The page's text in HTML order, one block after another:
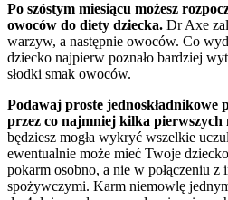
Po szóstym miesiącu możesz
owoców do diety dziecka. Dr Axe
warzyw, a następnie owoców. Co
dziecko najpierw poznało bardziej
słodki smak owoców.
Podawaj proste jednoskładnikowe
przez co najmniej kilka pierwszych
będziesz mogła wykryć wszelkie
ewentualnie może mieć Twoje
pokarm osobno, a nie w połączeniu
spożywczymi. Karm niemowlę